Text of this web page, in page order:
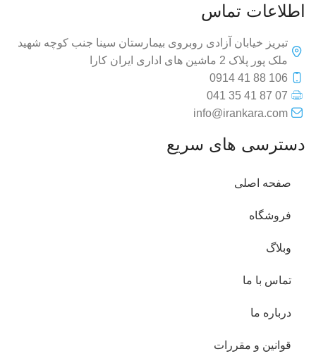
اطلاعات تماس
تبریز خیابان آزادی روبروی بیمارستان سینا جنب کوچه شهید
ملک پور پلاک 2 ماشین های اداری ایران کارا
106 88 41 0914
07 87 41 35 041
info@irankara.com
دسترسی های سریع
صفحه اصلی
فروشگاه
وبلاگ
تماس با ما
درباره ما
قوانین و مقررات